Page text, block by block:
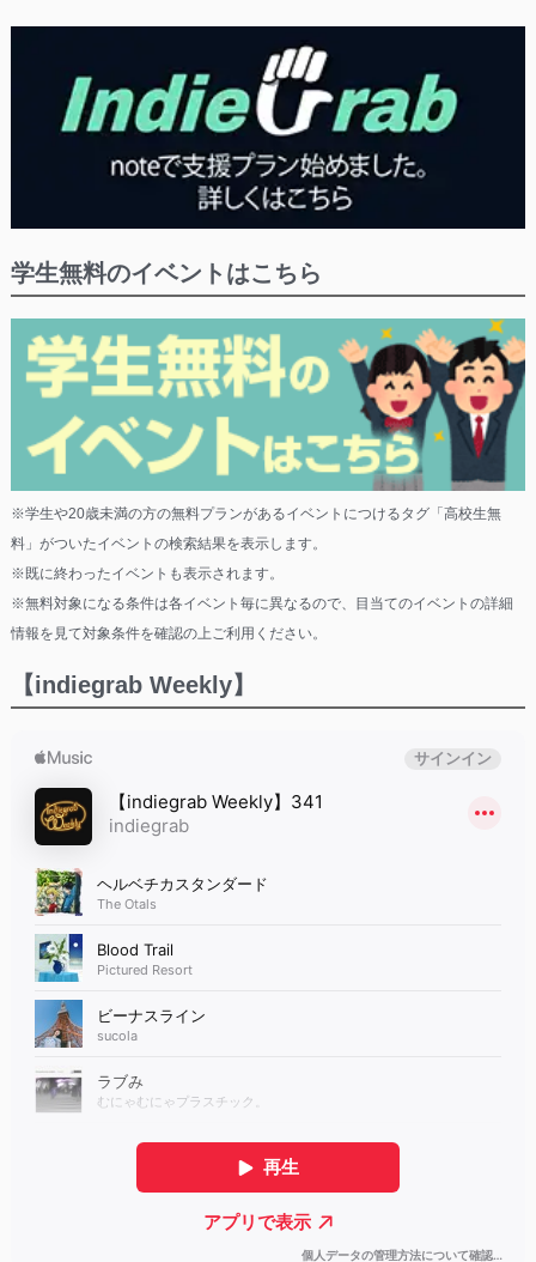
学生無料のイベントはこちら
※学生や20歳未満の方の無料プランがあるイベントにつけるタグ「高校生無
料」がついたイベントの検索結果を表示します。
※既に終わったイベントも表示されます。
※無料対象になる条件は各イベント毎に異なるので、目当てのイベントの詳細
情報を見て対象条件を確認の上ご利用ください。
【indiegrab Weekly】